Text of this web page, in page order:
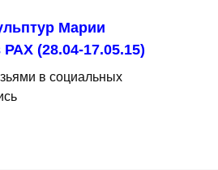
Марии
(28.04-17.05.15)
в социальных